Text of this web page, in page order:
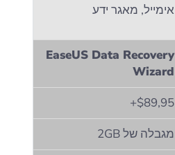
אימייל, מאגר ידע
EaseUS Data Recovery
Wizard
$89,95+
מגבלה של 2GB